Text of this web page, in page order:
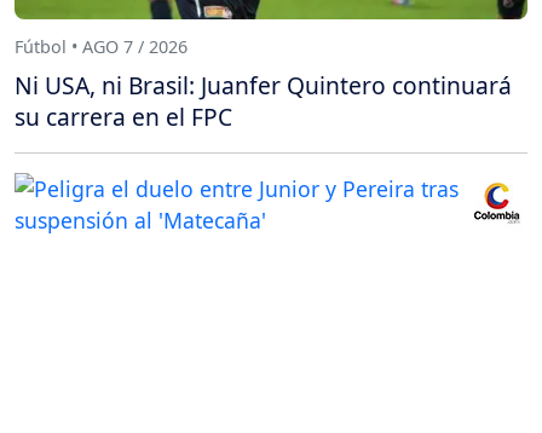
Fútbol • AGO 7 / 2026
Ni USA, ni Brasil: Juanfer Quintero continuará
su carrera en el FPC